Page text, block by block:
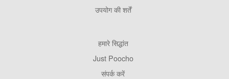
उपयोग की शर्तें
हमारे सिद्धांत
Just Poocho
संपर्क करें